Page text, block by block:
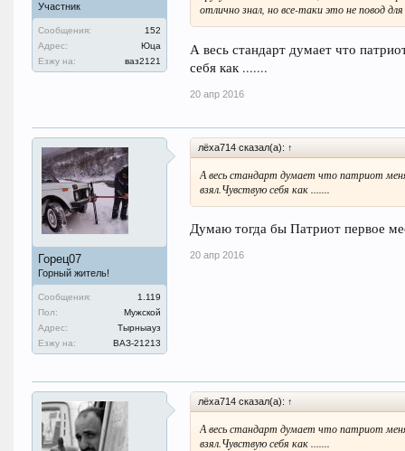
Участник
Сообщения:
152
Адрес:
Юца
Езжу на:
ваз2121
отлично знал, но все-таки это не повод
А весь стандарт думает что
себя как .......
20 апр 2016
Горец07
Горный житель!
Сообщения:
1.119
Пол:
Мужской
Адрес:
Тырныауз
Езжу на:
ВАЗ-21213
лёха714 сказал(а): ↑
А весь стандарт думает что патриот
взял.Чувствую себя как .......
Думаю тогда бы Патриот первое
20 апр 2016
лёха714 сказал(а): ↑
А весь стандарт думает что патриот
взял.Чувствую себя как .......